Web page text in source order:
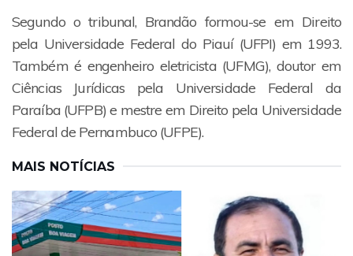
Segundo o tribunal, Brandão formou-se em Direito
pela Universidade Federal do Piauí (UFPI) em 1993.
Também é engenheiro eletricista (UFMG), doutor em
Ciências Jurídicas pela Universidade Federal da
Paraíba (UFPB) e mestre em Direito pela Universidade
Federal de Pernambuco (UFPE).
MAIS NOTÍCIAS